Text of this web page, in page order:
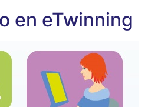
en eTwinning